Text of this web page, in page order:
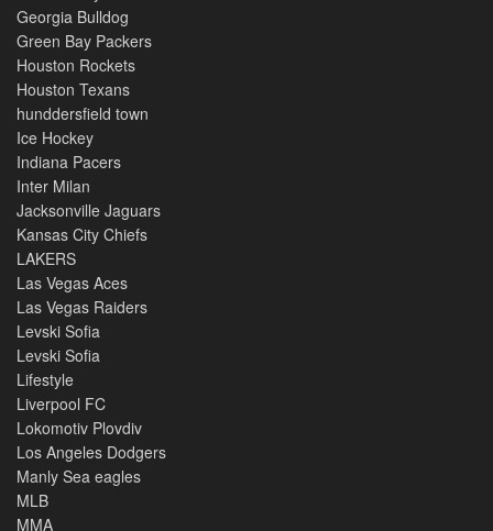
Georgia Bulldog
Green Bay Packers
Houston Rockets
Houston Texans
hunddersfield town
Ice Hockey
Indiana Pacers
Inter Milan
Jacksonville Jaguars
Kansas City Chiefs
LAKERS
Las Vegas Aces
Las Vegas Raiders
Levski Sofia
Levski Sofia
Lifestyle
Liverpool FC
Lokomotiv Plovdiv
Los Angeles Dodgers
Manly Sea eagles
MLB
MMA